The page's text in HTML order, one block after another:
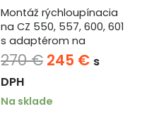
Montáž rýchloupínacia
na CZ 550, 557, 600, 601
s adaptérom na
SWAROVSKI SINU
270€ Pôvodná
bola:
245 € s
DPH
Na sklade